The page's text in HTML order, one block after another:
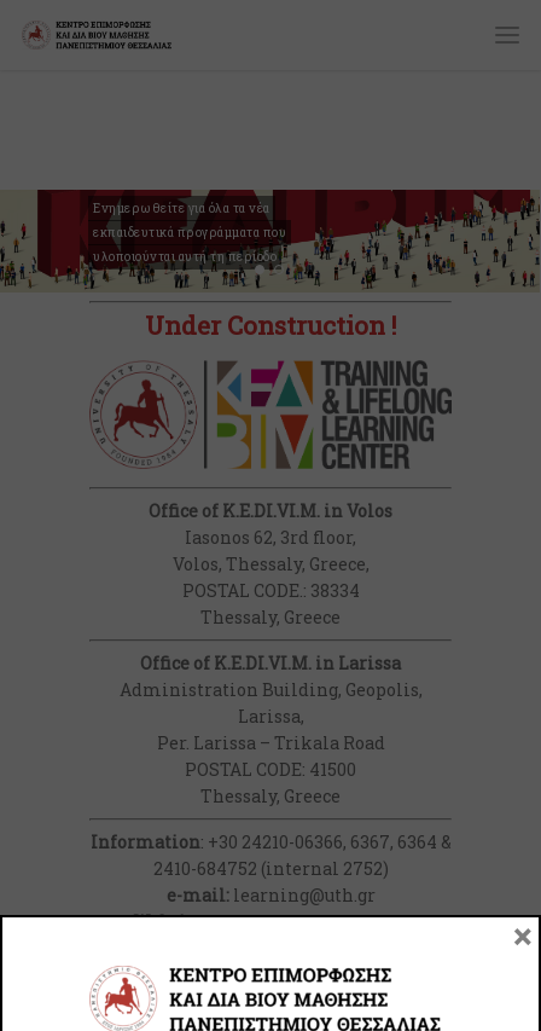
Ενημερωθείτε για όλα τα νέα
εκπαιδευτικά προγράμματα που
υλοποιούνται αυτή τη περίοδο
Under Construction !
Office of K.E.DI.VI.M. in Volos
Iasonos 62, 3rd floor,
Volos, Thessaly, Greece,
POSTAL CODE.: 38334
Thessaly, Greece
Office of K.E.DI.VI.M. in Larissa
Administration Building, Geopolis,
Larissa,
Per. Larissa – Trikala Road
POSTAL CODE: 41500
Thessaly, Greece
Information: +30 24210-06366, 6367, 6364 &
2410-684752 (internal 2752)
e-mail:learning@uth.gr
Website:https://learning.uth.gr/ ×